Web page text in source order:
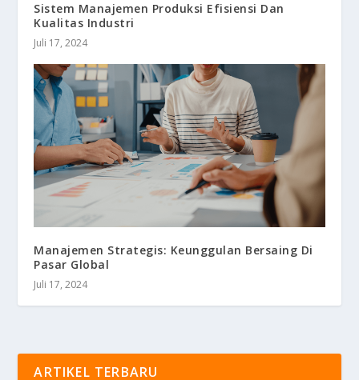
Sistem Manajemen Produksi Efisiensi Dan
Kualitas Industri
Juli 17, 2024
Manajemen Strategis: Keunggulan Bersaing Di
Pasar Global
Juli 17, 2024
ARTIKEL TERBARU